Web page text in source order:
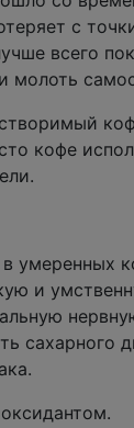
с
всего
молоть
кофе
умеренных
и
сахарного